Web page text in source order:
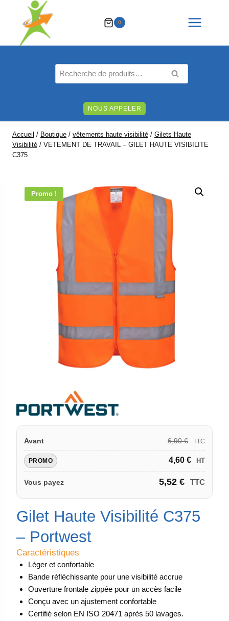
contenu
0
Recherche
pour :
RECHERCHE
NOUS APPELER
Accueil / Boutique / vêtements haute visibilité / Gilets Haute
Visibilité / VETEMENT DE TRAVAIL – GILET HAUTE VISIBILITE
C375
Promo !
Avant 6,90€ TTC
PROMO 4,60 € HT
Vous payez 5,52 € TTC
Gilet Haute Visibilité C375
– Portwest
Caractéristiques
Léger et confortable
Bande réfléchissante pour une visibilité accrue
Ouverture frontale zippée pour un accès facile
Conçu avec un ajustement confortable
Certifié selon EN ISO 20471 après 50 lavages.